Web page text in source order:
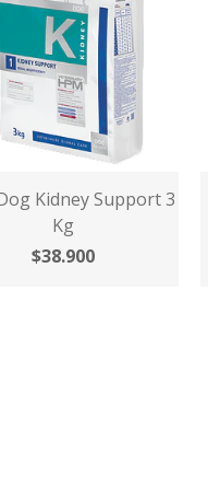
Kidney Support 3
Kg
$38.900